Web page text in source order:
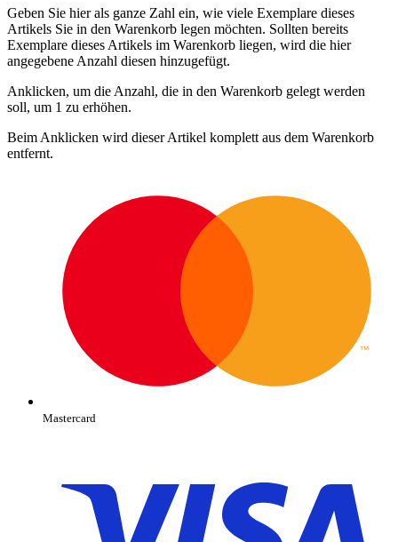
Geben Sie hier als ganze Zahl ein, wie viele Exemplare dieses
Artikels Sie in den Warenkorb legen möchten. Sollten bereits
Exemplare dieses Artikels im Warenkorb liegen, wird die hier
angegebene Anzahl diesen hinzugefügt.
Anklicken, um die Anzahl, die in den Warenkorb gelegt werden
soll, um 1 zu erhöhen.
Beim Anklicken wird dieser Artikel komplett aus dem Warenkorb
entfernt.
Mastercard